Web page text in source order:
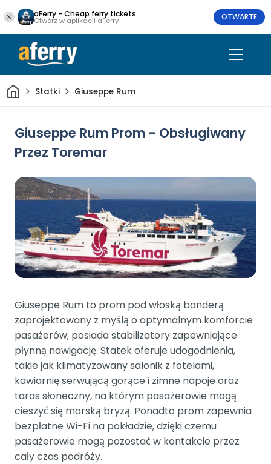
aFerry - Cheap ferry tickets
Otwórz w aplikacji aFerry OTWARTE
DomStatki Giuseppe Rum
Giuseppe Rum Prom - Obsługiwany
Przez Toremar
Giuseppe Rum to prom pod włoską banderą
zaprojektowany z myślą o optymalnym komforcie
pasażerów; posiada stabilizatory zapewniające
płynną nawigację. Statek oferuje udogodnienia,
takie jak klimatyzowany salonik z fotelami,
kawiarnię serwującą gorące i zimne napoje oraz
taras słoneczny, na którym pasażerowie mogą
cieszyć się morską bryzą. Ponadto prom zapewnia
bezpłatne Wi-Fi na pokładzie, dzięki czemu
pasażerowie mogą pozostać w kontakcie przez
cały czas podróży.